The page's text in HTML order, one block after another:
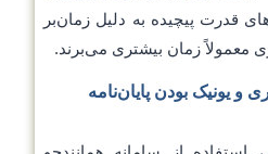
قدرت پیچیده به دلیل زمان‌بر
معمولاً زمان بیشتری می‌برند.
و یونیک بودن پایان‌نامه